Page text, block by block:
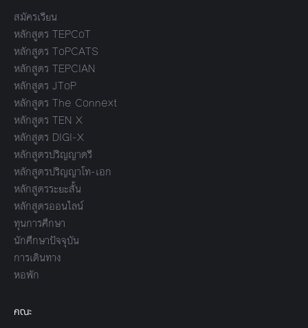
สมัครเรียน
หลักสูตร TEPCoT
หลักสูตร ToPCATS
หลักสูตร TEPCIAN
หลักสูตร JToP
หลักสูตร The Connext
หลักสูตร TEN X
หลักสูตร DIGI-X
หลักสูตรปริญญาตรี
หลักสูตรปริญญาโท-เอก
หลักสูตรระยะสั้น
หลักสูตรออนไลน์
ทุนการศึกษา
นักศึกษาปัจจุบัน
การเดินทาง
หอพัก
คณะ